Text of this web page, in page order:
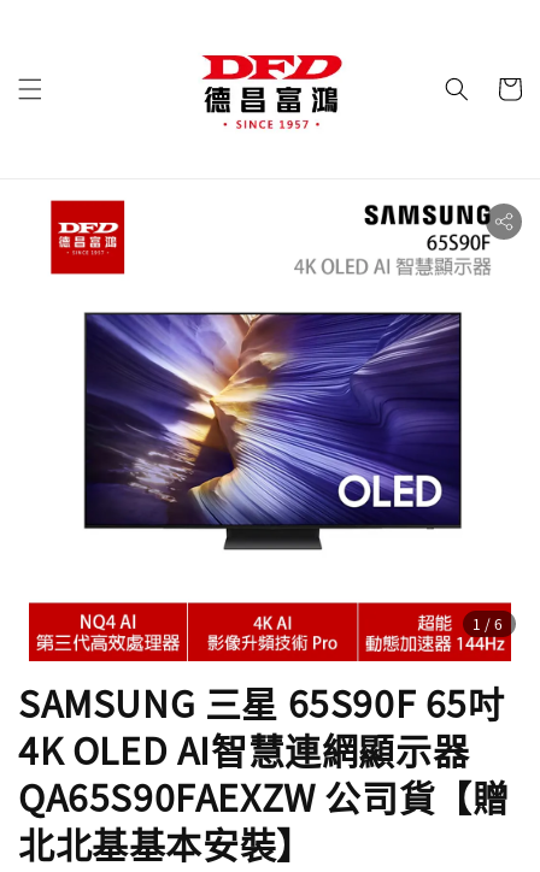
1 /6
SAMSUNG 三星 65S90F 65吋
4K OLED AI智慧連網顯示器
QA65S90FAEXZW 公司貨【贈
北北基基本安裝】